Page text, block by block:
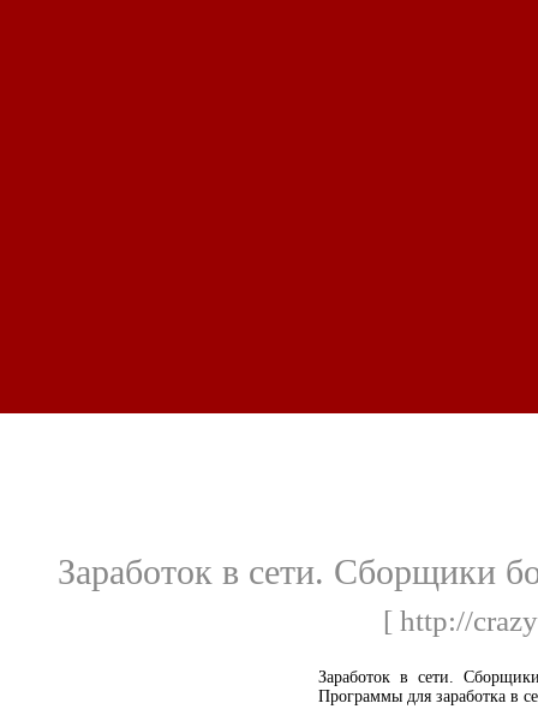
Заработок в сети. Сборщики
[ http://
Заработок в сети.
Программы для заработка в